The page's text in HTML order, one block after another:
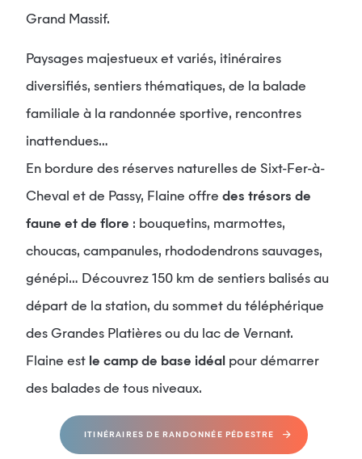
Grand Massif.
Paysages majestueux et variés, itinéraires
diversifiés, sentiers thématiques, de la balade
familiale à la randonnée sportive, rencontres
inattendues…
En bordure des réserves naturelles de Sixt-Fer-à-
Cheval et de Passy, Flaine offre des trésors de
faune et de flore : bouquetins, marmottes,
choucas, campanules, rhododendrons sauvages,
génépi… Découvrez 150 km de sentiers balisés au
départ de la station, du sommet du téléphérique
des Grandes Platières ou du lac de Vernant.
Flaine est le camp de base idéal pour démarrer
des balades de tous niveaux.
ITINÉRAIRES DE RANDONNÉE PÉDESTRE